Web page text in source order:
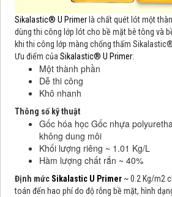
Sikalastic® U Primer là chất quét lót một
dùng thi công lớp lót cho bề mặt bê tông và
khi thi công lớp màng chống thấm
Ưu điểm củaSikalastic® U Primer:
Một thành phần
Dễ thi công
Khô nhanh
Thông số kỹ thuật
Gốc hóa học Gốc nhựa
không dung môi
Khối lượng riêng ~ 1.01 Kg/L
Hàm lượng chất rắn ~ 40%
Định mức Sikalastic U Primer ~ 0.2 Kg/m2
toán đến hao phí do độ rỗng bề mặt, hình